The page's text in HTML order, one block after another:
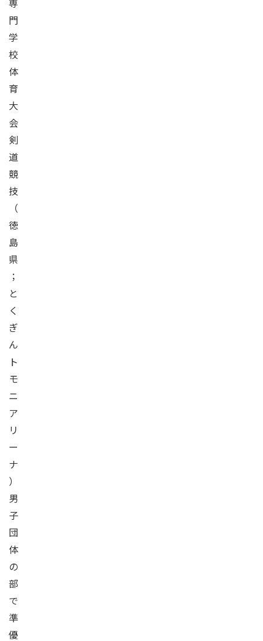
専
門
学
校
体
育
大
会
剣
道
競
技
（
徳
島
県
；
と
く
ぎ
ん
ト
モ
ニ
ア
リ
ー
ナ
）
男
子
団
体
の
部
で
準
優